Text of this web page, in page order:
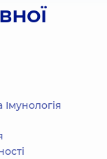
Імунологія